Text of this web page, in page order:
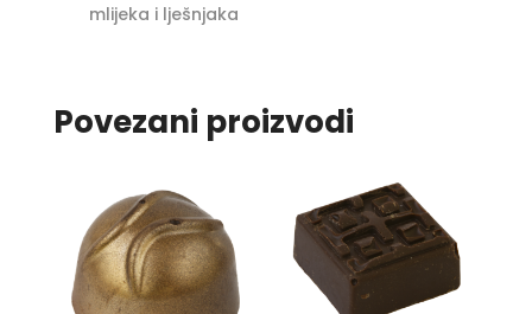
mlijeka i lješnjaka
Povezani proizvodi